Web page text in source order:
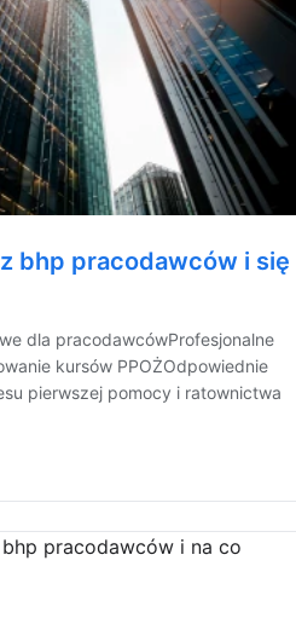
bhp pracodawców i się
dla pracodawcówProfesjonalne
kursów PPOŻOdpowiednie
pierwszej pomocy i ratownictwa